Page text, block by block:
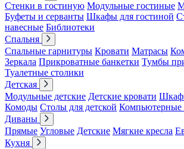
Стенки в гостиную Модульные гостиные
Буфеты и серванты Шкафы для гостиной
навесные Библиотеки
Спальня
Спальные гарнитуры Кровати Матрасы
Зеркала Прикроватные банкетки Тумбы
Туалетные столики
Детская
Модульные детские Детские кровати
Комоды Столы для детской Компьютерные
Диваны
Прямые Угловые Детские Мягкие кресла
Кухня